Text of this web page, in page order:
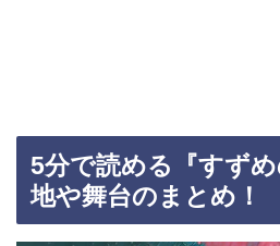
5分で読める『すず
地や舞台のまとめ！